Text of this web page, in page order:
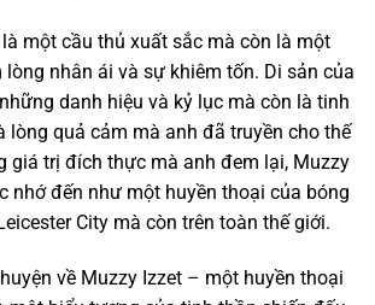
một cầu thủ xuất sắc mà còn là một
nhân ái và sự khiêm tốn. Di sản của
danh hiệu và kỷ lục mà còn là tinh
lòng quả cảm mà anh đã truyền cho thế
giá trị đích thực mà anh đem lại, Muzzy
nhớ đến như một huyền thoại của bóng
City mà còn trên toàn thế giới.
về Muzzy Izzet – một huyền thoại